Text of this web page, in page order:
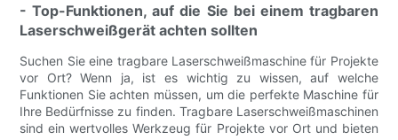
- Top-Funktionen, auf die Sie bei einem tragbaren
Laserschweißgerät achten sollten
Suchen Sie eine tragbare Laserschweißmaschine für Projekte
vor Ort? Wenn ja, ist es wichtig zu wissen, auf welche
Funktionen Sie achten müssen, um die perfekte Maschine für
Ihre Bedürfnisse zu finden. Tragbare Laserschweißmaschinen
sind ein wertvolles Werkzeug für Projekte vor Ort und bieten